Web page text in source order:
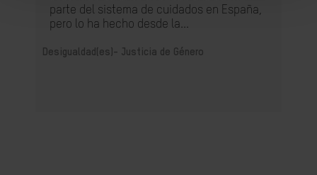
parte del sistema de cuidados en España,
pero lo ha hecho desde la...
Desigualdad(es)- Justicia de Género